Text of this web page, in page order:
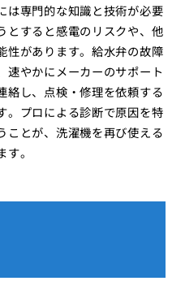
は専門的な知識と技術が必要
とすると感電のリスクや、他
性があります。給水弁の故障
速やかにメーカーのサポート
絡し、点検・修理を依頼する
。プロによる診断で原因を特
ことが、洗濯機を再び使える
。